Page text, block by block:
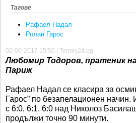
Тагове
Рафаел Надал
Ролан Гарос
02-06-2017 15:50 | Tennis24.bg
Любомир Тодоров, пратеник
Париж
Рафаел Надал се класира за
Гарос” по безапелационен
с 6:0, 6:1, 6:0 над Николоз
продължи точно 90 минути.